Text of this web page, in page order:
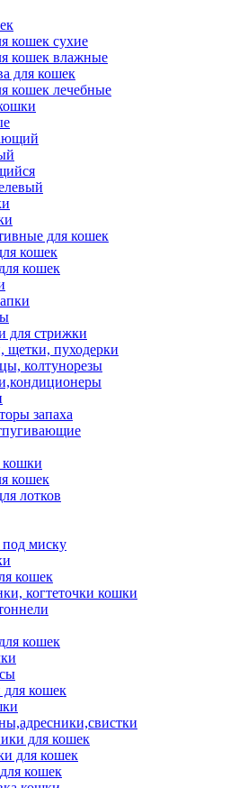
кошек сухие
кошек влажные
для кошек
кошек лечебные
для кошек
кошек
кошек
для стрижки
щетки, пуходерки
колтунорезы
запаха
кошек
лотков
миску
кошек
когтеточки кошки
кошек
кошек
для кошек
для кошек
кошек